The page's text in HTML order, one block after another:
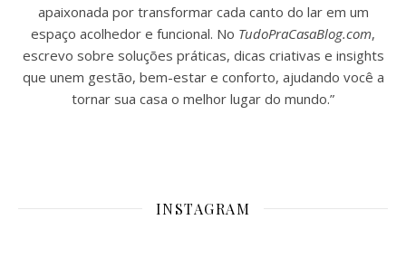
apaixonada por transformar cada canto do lar em um
espaço acolhedor e funcional. No TudoPraCasaBlog.com,
escrevo sobre soluções práticas, dicas criativas e insights
que unem gestão, bem-estar e conforto, ajudando você a
tornar sua casa o melhor lugar do mundo.”
INSTAGRAM